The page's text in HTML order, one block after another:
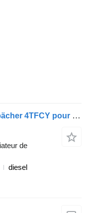
Radiateur de climatisation Eberspächer 4TFCY pour Volvo B6, B7, B9, B10, B12 bus (1978-2011)
de
diesel